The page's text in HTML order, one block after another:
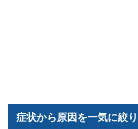
症状から原因を一気に絞